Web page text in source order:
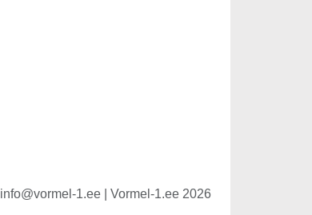
info@vormel-1.ee | Vormel-1.ee 2026